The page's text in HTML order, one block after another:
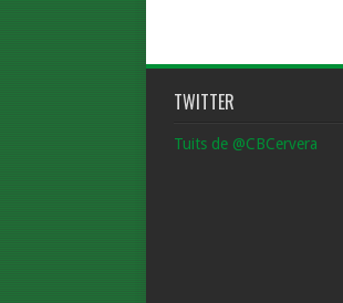
TWITTER
Tuits de @CBCervera